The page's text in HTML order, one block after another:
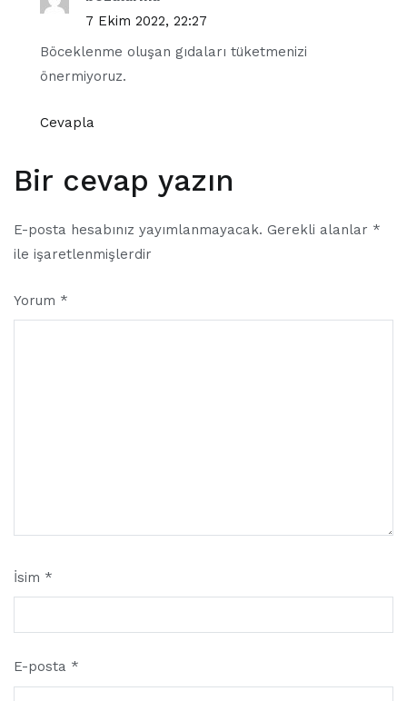
7 Ekim 2022, 22:27
Böceklenme oluşan gıdaları tüketmenizi
önermiyoruz.
Cevapla
Bir cevap yazın
E-posta hesabınız yayımlanmayacak. Gerekli alanlar *
ile işaretlenmişlerdir
Yorum *
İsim *
E-posta *